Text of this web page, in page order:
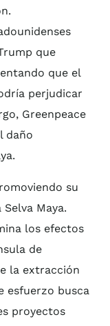
que
que el
perjudicar
Greenpeace
daño
su
Maya.
los efectos
de
la extracción
esfuerzo busca
proyectos